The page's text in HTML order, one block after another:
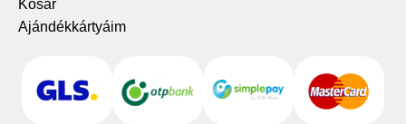
Kosár
Ajándékkártyáim